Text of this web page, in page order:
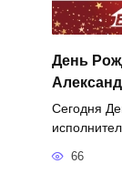
День
Сегодня
66